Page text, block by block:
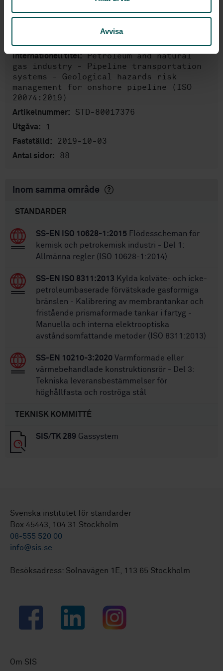
Avvisa
Internationell titel:Petroleum and natural
gas industry - Pipeline transportation
systems - Geological hazards risk
management for onshore pipeline (ISO
20074:2019)
Artikelnummer: STD-80017376
Utgåva: 1
Fastställd: 2019-10-03
Antal sidor: 88
Inom samma område
STANDARDER
SS-EN ISO 10628-1:2015 Flödesscheman för
kemisk och petrokemisk industri - Del 1:
Allmänna regler (ISO 10628-1:2014)
SS-EN ISO 8311:2013 Kylda kolväte- och icke-
petroleumbaserade förvätskade gasformiga
bränslen - Kalibrering av membrantankar och
fristående prismaformade tankar i fartyg -
Manuella och interna elektrooptiska
avståndsomfattande metoder (ISO 8311:2013)
SS-EN 10210-3:2020 Varmformade eller
värmebehandlade konstruktionsrör - Del 3:
Tekniska leveransbestämmelser för
höghållfasta och roströga stål
TEKNISK KOMMITTÉ
SIS/TK 289 Gassystem
Svenska institutet för standarder
Box 45443, 104 31 Stockholm
08-555 520 00
info@sis.se
Besöksadress: Solnavägen 1E, 113 65 Stockholm
Facebook LinkedIn Instagram
Om SIS